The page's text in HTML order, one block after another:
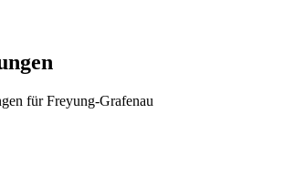
für Freyung-Grafenau